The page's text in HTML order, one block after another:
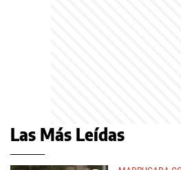
Las Más Leídas